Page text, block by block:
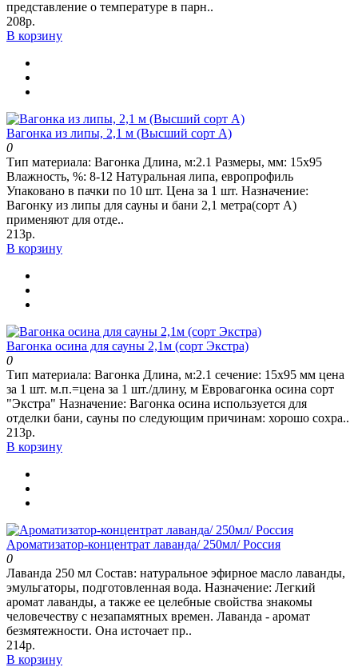
представление о температуре в парн..
208р.
В корзину
Вагонка из липы, 2,1 м (Высший сорт А)
0
Тип материала: Вагонка Длина, м:2.1 Размеры, мм: 15x95
Влажность, %: 8-12 Натуральная липа, европрофиль
Упаковано в пачки по 10 шт. Цена за 1 шт. Назначение:
Вагонку из липы для сауны и бани 2,1 метра(сорт А)
применяют для отде..
213р.
В корзину
Вагонка осина для сауны 2,1м (сорт Экстра)
0
Тип материала: Вагонка Длина, м:2.1 сечение: 15х95 мм цена
за 1 шт. м.п.=цена за 1 шт./длину, м Евровагонка осина сорт
"Экстра" Назначение: Вагонка осина используется для
отделки бани, сауны по следующим причинам: хорошо сохра..
213р.
В корзину
Ароматизатор-концентрат лаванда/ 250мл/ Россия
0
Лаванда 250 мл Состав: натуральное эфирное масло лаванды,
эмульгаторы, подготовленная вода. Назначение: Легкий
аромат лаванды, а также ее целебные свойства знакомы
человечеству с незапамятных времен. Лаванда - аромат
безмятежности. Она источает пр..
214р.
В корзину